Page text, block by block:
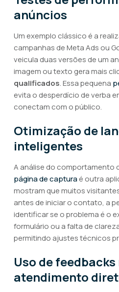
anúncios
Um exemplo clássico é a
campanhas de Meta Ads ou
veicula duas versões de um
imagem ou texto gera mais
qualificados. Essa pequena
evita o desperdício de verba
conectam com o público.
Otimização de
inteligentes
A análise do comportamento
página de capturaé outra
mostram que muitos
antes de iniciar o contato, a
identificar se o problema é o
formulário ou a falta de
permitindo ajustes técnicos
Uso de feedbacks
atendimento